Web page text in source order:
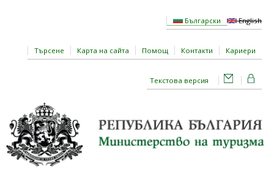
Български English
Търсене Карта на сайта Помощ Контакти Кариери
Текстова версия